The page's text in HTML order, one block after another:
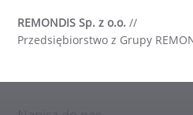
REMONDIS Sp. z o.o. //
Przedsiębiorstwo z Grupy